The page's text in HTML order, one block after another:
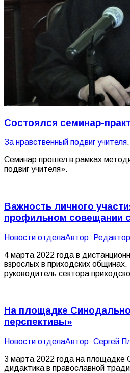
Состоялся семинар-
За нравственный подвиг учителя,
Семинар прошел в рамках
подвиг учителя».
Важность личного
профильном совещании
Новости отделаАвтор:
4 марта 2022 года в
взрослых в приходских
руководитель сектора
На площадке
перспективы»
Новости отделаАвтор: Сергей
3 марта 2022 года на площадке
дидактика в православной